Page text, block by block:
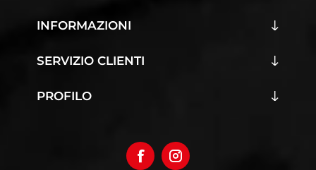
INFORMAZIONI
SERVIZIO CLIENTI
PROFILO